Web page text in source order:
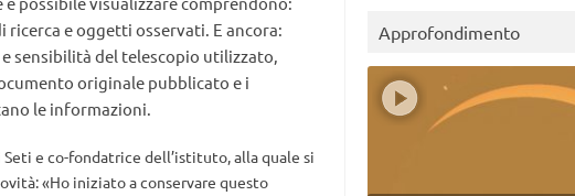
e oggetti osservati. E ancora:
sensibilità del telescopio utilizzato,
originale pubblicato e i
le informazioni.
e co-fondatrice dell’istituto, alla quale si
«Ho iniziato a conservare questo
Approfondimento